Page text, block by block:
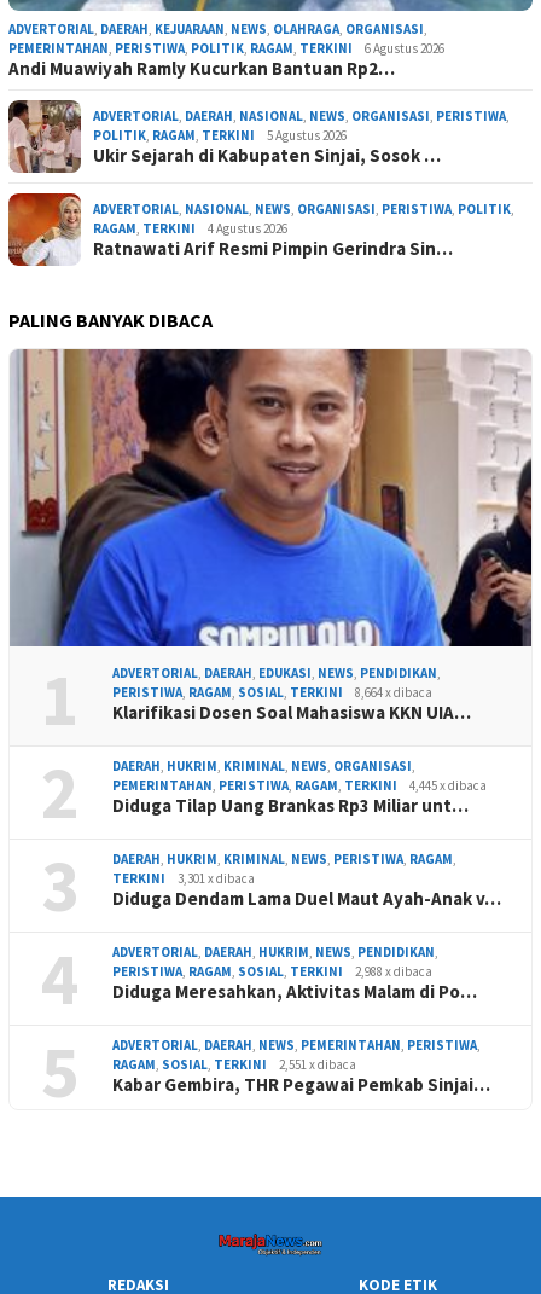
ADVERTORIAL, DAERAH, KEJUARAAN, NEWS, OLAHRAGA, ORGANISASI,
PEMERINTAHAN, PERISTIWA, POLITIK, RAGAM, TERKINI 6 Agustus 2026
Andi Muawiyah Ramly Kucurkan Bantuan Rp2…
ADVERTORIAL, DAERAH, NASIONAL, NEWS, ORGANISASI, PERISTIWA,
POLITIK, RAGAM, TERKINI 5 Agustus 2026
Ukir Sejarah di Kabupaten Sinjai, Sosok …
ADVERTORIAL, NASIONAL, NEWS, ORGANISASI, PERISTIWA, POLITIK,
RAGAM, TERKINI 4 Agustus 2026
Ratnawati Arif Resmi Pimpin Gerindra Sin…
PALING BANYAK DIBACA
1 ADVERTORIAL, DAERAH, EDUKASI, NEWS, PENDIDIKAN,
PERISTIWA, RAGAM, SOSIAL, TERKINI 8,664 x dibaca
Klarifikasi Dosen Soal Mahasiswa KKN UIA…
2 DAERAH, HUKRIM, KRIMINAL, NEWS, ORGANISASI,
PEMERINTAHAN, PERISTIWA, RAGAM, TERKINI 4,445 x dibaca
Diduga Tilap Uang Brankas Rp3 Miliar unt…
3 DAERAH, HUKRIM, KRIMINAL, NEWS, PERISTIWA, RAGAM,
TERKINI
3,301 x dibaca
Diduga Dendam Lama Duel Maut Ayah-Anak v…
4 ADVERTORIAL, DAERAH, HUKRIM, NEWS, PENDIDIKAN,
PERISTIWA, RAGAM, SOSIAL, TERKINI 2,988 x dibaca
Diduga Meresahkan, Aktivitas Malam di Po…
5 ADVERTORIAL, DAERAH, NEWS, PEMERINTAHAN, PERISTIWA,
RAGAM, SOSIAL, TERKINI 2,551 x dibaca
Kabar Gembira, THR Pegawai Pemkab Sinjai…
REDAKSI KODE ETIK